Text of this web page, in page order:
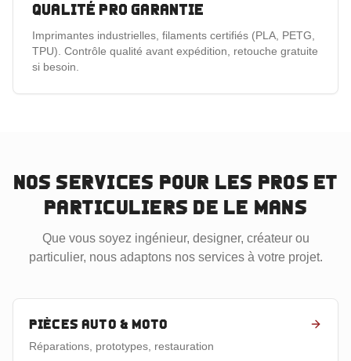
Qualité pro garantie
Imprimantes industrielles, filaments certifiés (PLA, PETG,
TPU). Contrôle qualité avant expédition, retouche gratuite
si besoin.
Nos services pour les pros et
particuliers de Le Mans
Que vous soyez ingénieur, designer, créateur ou
particulier, nous adaptons nos services à votre projet.
Pièces auto & moto
Réparations, prototypes, restauration